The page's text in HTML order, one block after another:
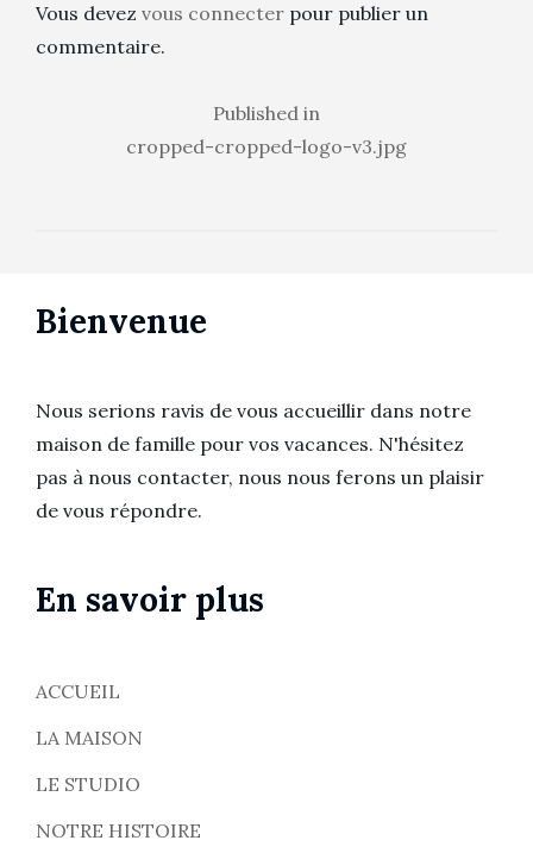
Vous devez vous connecter pour publier un
commentaire.
Published in
cropped-cropped-logo-v3.jpg
Bienvenue
Nous serions ravis de vous accueillir dans notre
maison de famille pour vos vacances. N'hésitez
pas à nous contacter, nous nous ferons un plaisir
de vous répondre.
En savoir plus
ACCUEIL
LA MAISON
LE STUDIO
NOTRE HISTOIRE